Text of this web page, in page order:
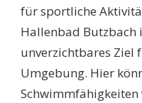
für sportliche
Hallenbad Butzbach
unverzichtbares Ziel
Umgebung. Hier
Schwimmfähigkeiten